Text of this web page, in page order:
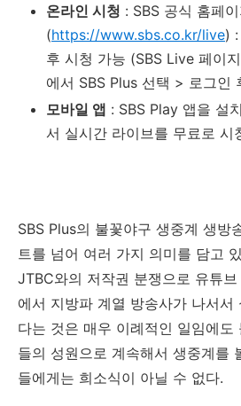
온라인 시청 : SBS 공식 홈페
(https://www.sbs.co.kr/live)
후 시청 가능 (SBS Live 페이
에서 SBS Plus 선택 > 로그
모바일 앱 : SBS Play 앱을 설
서 실시간 라이브를 무료로 시
SBS Plus의 불꽃야구 생중계 생방
트를 넘어 여러 가지 의미를 담고
JTBC와의 저작권 분쟁으로 유튜
에서 지방파 계열 방송사가 나서서
다는 것은 매우 이례적인 일임에도
들의 성원으로 계속해서 생중계를
들에게는 희소식이 아닐 수 없다.